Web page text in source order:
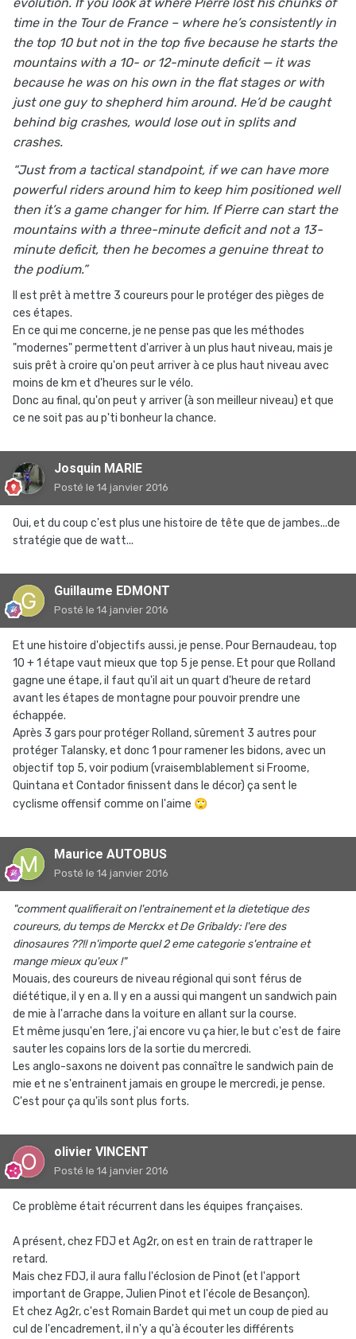
evolution. If you look at where Pierre lost his chunks of
time in the Tour de France – where he’s consistently in
the top 10 but not in the top five because he starts the
mountains with a 10- or 12-minute deficit — it was
because he was on his own in the flat stages or with
just one guy to shepherd him around. He’d be caught
behind big crashes, would lose out in splits and
crashes.
“Just from a tactical standpoint, if we can have more
powerful riders around him to keep him positioned well
then it’s a game changer for him. If Pierre can start the
mountains with a three-minute deficit and not a 13-
minute deficit, then he becomes a genuine threat to
the podium.”
Il est prêt à mettre 3 coureurs pour le protéger des pièges de
ces étapes.
En ce qui me concerne, je ne pense pas que les méthodes
"modernes" permettent d'arriver à un plus haut niveau, mais je
suis prêt à croire qu'on peut arriver à ce plus haut niveau avec
moins de km et d'heures sur le vélo.
Donc au final, qu'on peut y arriver (à son meilleur niveau) et que
ce ne soit pas au p'ti bonheur la chance.
Josquin MARIE
Posté le 14 janvier 2016
Oui, et du coup c'est plus une histoire de tête que de jambes...de
stratégie que de watt...
Guillaume EDMONT
Posté le 14 janvier 2016
Et une histoire d'objectifs aussi, je pense. Pour Bernaudeau, top
10 + 1 étape vaut mieux que top 5 je pense. Et pour que Rolland
gagne une étape, il faut qu'il ait un quart d'heure de retard
avant les étapes de montagne pour pouvoir prendre une
échappée.
Après 3 gars pour protéger Rolland, sûrement 3 autres pour
protéger Talansky, et donc 1 pour ramener les bidons, avec un
objectif top 5, voir podium (vraisemblablement si Froome,
Quintana et Contador finissent dans le décor) ça sent le
cyclisme offensif comme on l'aime 🙄
Maurice AUTOBUS
Posté le 14 janvier 2016
"comment qualifierait on l'entrainement et la dietetique des
coureurs, du temps de Merckx et De Gribaldy: l'ere des
dinosaures ??!! n'importe quel 2 eme categorie s'entraine et
mange mieux qu'eux !"
Mouais, des coureurs de niveau régional qui sont férus de
diététique, il y en a. Il y en a aussi qui mangent un sandwich pain
de mie à l'arrache dans la voiture en allant sur la course.
Et même jusqu'en 1ere, j'ai encore vu ça hier, le but c'est de faire
sauter les copains lors de la sortie du mercredi.
Les anglo-saxons ne doivent pas connaître le sandwich pain de
mie et ne s'entrainent jamais en groupe le mercredi, je pense.
C'est pour ça qu'ils sont plus forts.
olivier VINCENT
Posté le 14 janvier 2016
Ce problème était récurrent dans les équipes françaises.
A présent, chez FDJ et Ag2r, on est en train de rattraper le
retard.
Mais chez FDJ, il aura fallu l'éclosion de Pinot (et l'apport
important de Grappe, Julien Pinot et l'école de Besançon).
Et chez Ag2r, c'est Romain Bardet qui met un coup de pied au
cul de l'encadrement, il n'y a qu'à écouter les différents